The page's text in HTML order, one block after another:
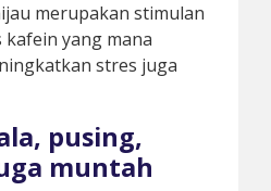
merupakan stimulan
kafein yang mana
stres juga
pusing,
muntah